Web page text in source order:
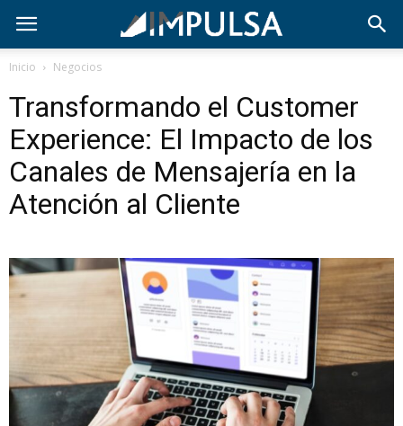
Inicio Negocios
Transformando el Customer
Experience: El Impacto de los
Canales de Mensajería en la
Atención al Cliente